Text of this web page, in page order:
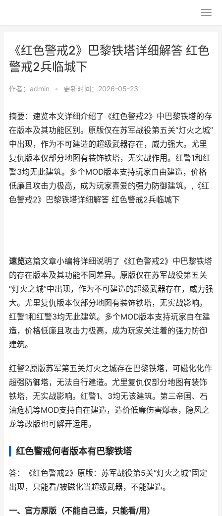
《红色警戒2》巴黎铁塔详细解答 红色
警戒2兵临城下
作者： admin • 更新时间：2026-05-23
摘要：速览本文详细介绍了《红色警戒2》中巴黎铁塔的存
在版本及其功能区别。原版仅在苏军战役第五关“灯火之城”
中出现，作为不可建造的超级武器存在，威力强大。尤里
复仇版本仅部分地图有装饰铁塔，无实战作用。红警1和红
警3均无此建筑。多个MOD版本支持玩家自由建造，价格
低廉且攻击力极高，成为玩家喜爱的强力防御建筑。,《红
色警戒2》巴黎铁塔详细解答 红色警戒2兵临城下
速览这篇文章小编将详细说明了《红色警戒2》中巴黎铁塔
的存在版本及其功能不同差异。原版仅在苏军战役第五关
“灯火之城”中出现，作为不可建造的超级武器存在，威力强
大。尤里复仇版本仅部分地图有装饰铁塔，无实战影响。
红警1和红警3均无此建筑。多个MOD版本支持玩家自在建
造，价格低廉且攻击力极高，成为玩家关注着的强力防御
建筑。
红警2原版苏军第五关灯火之城存在巴黎铁塔，可磁化化作
超强防御塔，无法自行建造。尤里复仇仅部分地图有装饰
铁塔，无实战影响。红警1、3均无该建筑。第三帝国、石
油危机等MOD支持自在建造，造价低廉伤害爆表，隐风之
龙等改版也可解开运用。
红色警戒何者版本有巴黎铁塔
答：《红色警戒2》原版：苏军战役第5关“灯火之城”固定
出现，只能看/被磁化当超级武器，不能建造。
一、官方原版（不能自己造，只能看/用）